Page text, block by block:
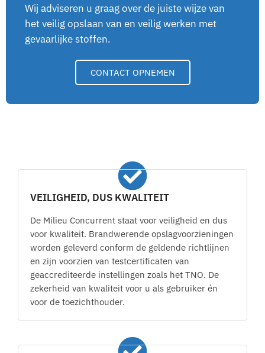
Wij adviseren u graag over de juiste wijze van
het veilig opslaan van en veilig werken met
gevaarlijke stoffen.
CONTACT OPNEMEN
VEILIGHEID, DUS KWALITEIT
De Milieu Concurrent staat voor veiligheid en dus
voor kwaliteit. Brandwerende opslagvoorzieningen
worden geleverd conform de geldende richtlijnen
en zijn voorzien van testcertificaten van
geaccrediteerde instellingen zoals het TNO. De
zekerheid van kwaliteit voor u als gebruiker én
voor de toezichthouder.